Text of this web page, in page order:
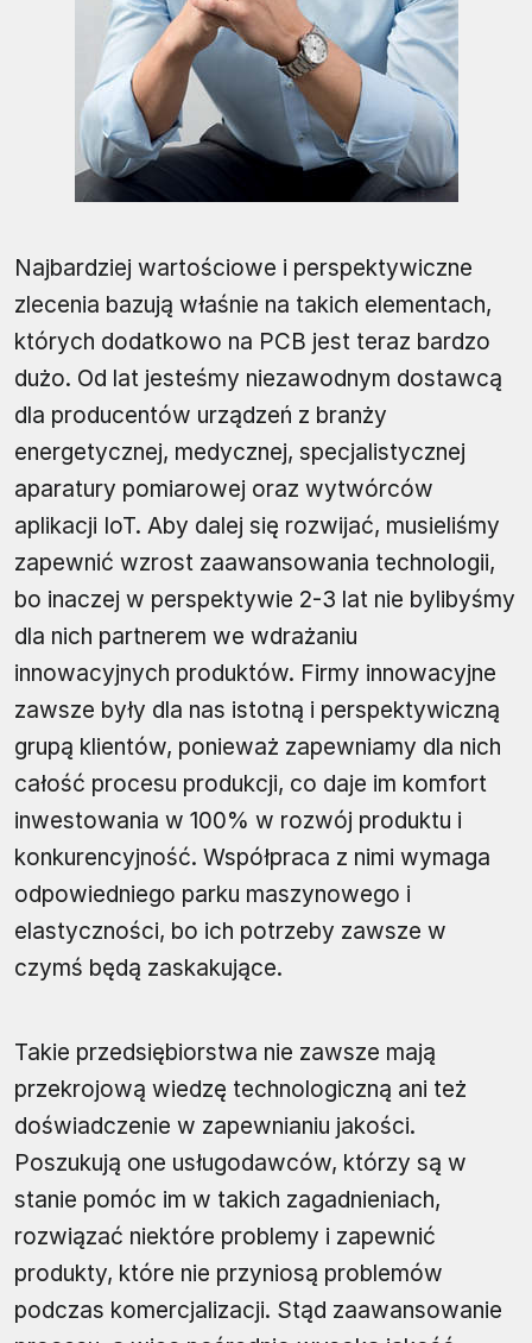
Najbardziej wartościowe i perspektywiczne
zlecenia bazują właśnie na takich elementach,
których dodatkowo na PCB jest teraz bardzo
dużo. Od lat jesteśmy niezawodnym dostawcą
dla producentów urządzeń z branży
energetycznej, medycznej, specjalistycznej
aparatury pomiarowej oraz wytwórców
aplikacji IoT. Aby dalej się rozwijać, musieliśmy
zapewnić wzrost zaawansowania technologii,
bo inaczej w perspektywie 2-3 lat nie bylibyśmy
dla nich partnerem we wdrażaniu
innowacyjnych produktów. Firmy innowacyjne
zawsze były dla nas istotną i perspektywiczną
grupą klientów, ponieważ zapewniamy dla nich
całość procesu produkcji, co daje im komfort
inwestowania w 100% w rozwój produktu i
konkurencyjność. Współpraca z nimi wymaga
odpowiedniego parku maszynowego i
elastyczności, bo ich potrzeby zawsze w
czymś będą zaskakujące.
Takie przedsiębiorstwa nie zawsze mają
przekrojową wiedzę technologiczną ani też
doświadczenie w zapewnianiu jakości.
Poszukują one usługodawców, którzy są w
stanie pomóc im w takich zagadnieniach,
rozwiązać niektóre problemy i zapewnić
produkty, które nie przyniosą problemów
podczas komercjalizacji. Stąd zaawansowanie